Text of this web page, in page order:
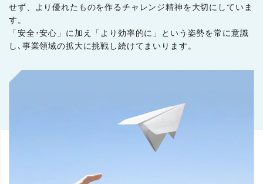
せず、より優れたものを作るチャレンジ精神を大切にしていま
す。
「安全･安心」に加え「より効率的に」という姿勢を常に意識
し､事業領域の拡大に挑戦し続けてまいります。